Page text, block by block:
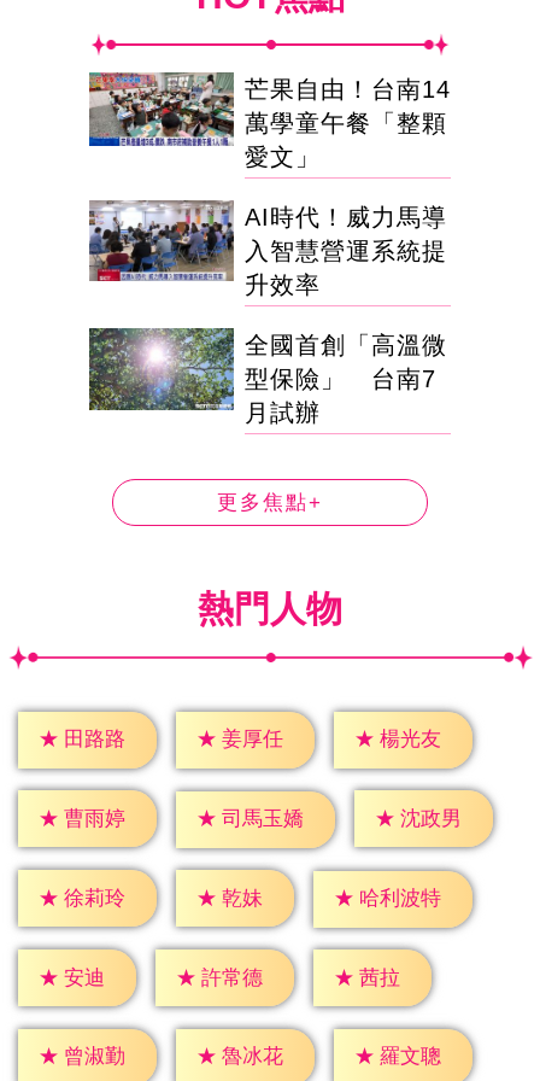
芒果自由！台南14
萬學童午餐「整顆
愛文」
AI時代！威力馬導
入智慧營運系統提
升效率
全國首創「高溫微
型保險」 台南7
月試辦
更多焦點+
熱門人物
★ 田路路 ★ 姜厚任 ★ 楊光友
★ 曹雨婷 ★ 司馬玉嬌 ★ 沈政男
★ 徐莉玲 ★ 乾妹 ★ 哈利波特
★ 安迪 ★ 許常德 ★ 茜拉
★ 曾淑勤 ★ 魯冰花 ★ 羅文聰